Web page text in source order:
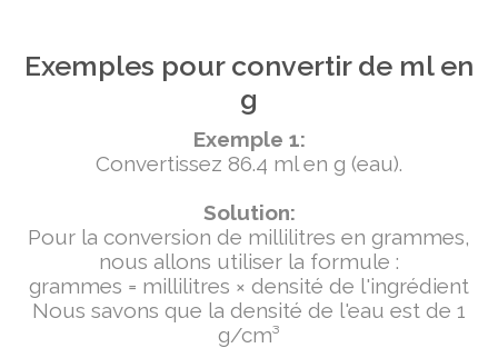
Exemples pour convertir de ml en
g
Exemple 1:
Convertissez 86.4 ml en g (eau).
Solution:
Pour la conversion de millilitres en grammes,
nous allons utiliser la formule :
grammes = millilitres × densité de l'ingrédient
Nous savons que la densité de l'eau est de 1
g/cm³